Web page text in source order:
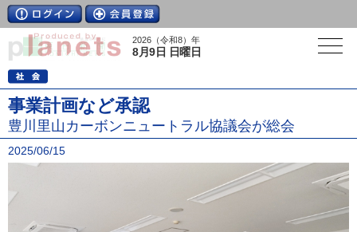
2026（令和8）年
8月9日 日曜日
事業計画など承認
豊川里山カーボンニュートラル協議会が総会
2025/06/15